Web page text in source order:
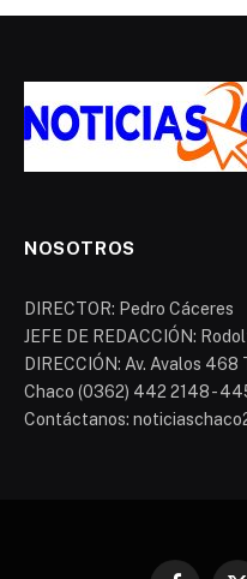
NOSOTROS
DIRECTOR: Pedro Cáceres
JEFE DE REDACCIÓN:
DIRECCIÓN: Av. Avalos
Chaco (0362) 442 2148 -
Contáctanos: